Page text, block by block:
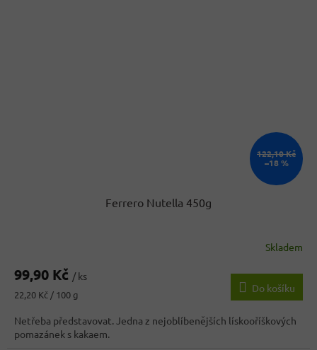
122,10 Kč
–18 %
Ferrero Nutella 450g
produktu
3,6
z
5
hvězdiček.
Skladem
99,90 Kč / ks
Měrná
22,20 Kč / 100 g
Do košíku
Netřeba představovat. Jedna z nejoblíbenějších lískooříškových
pomazánek s kakaem.